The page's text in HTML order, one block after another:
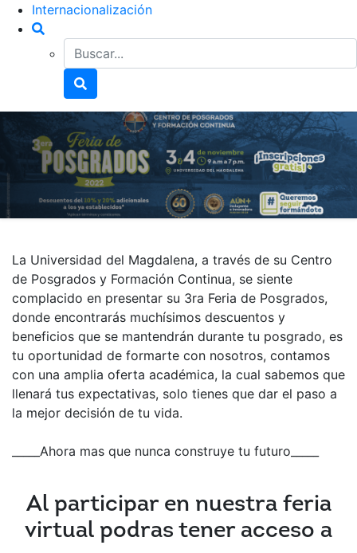
Internacionalización
Buscador general
La Universidad del Magdalena, a través de su Centro
de Posgrados y Formación Continua, se siente
complacido en presentar su 3ra Feria de Posgrados,
donde encontrarás muchísimos descuentos y
beneficios que se mantendrán durante tu posgrado, es
tu oportunidad de formarte con nosotros, contamos
con una amplia oferta académica, la cual sabemos que
llenará tus expectativas, solo tienes que dar el paso a
la mejor decisión de tu vida.
_____Ahora mas que nunca construye tu futuro_____
Al participar en nuestra feria
virtual podras tener acceso a